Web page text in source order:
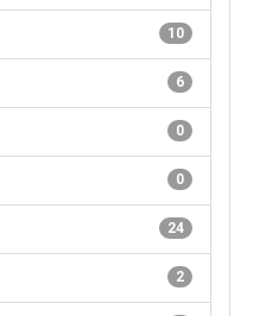
10
6
0
0
24
2